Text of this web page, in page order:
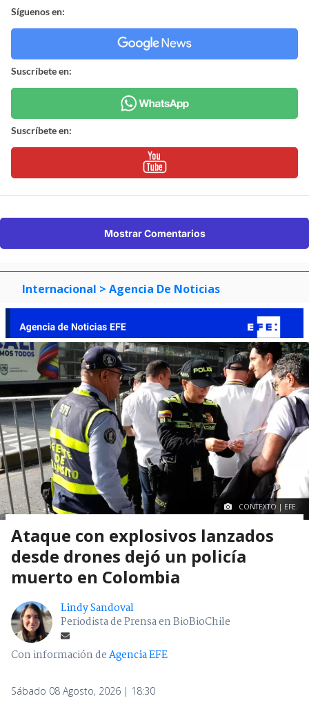
Síguenos en:
Suscríbete en:
Suscríbete en:
Mostrar Comentarios
Internacional > Agencia De Noticias
CONTEXTO | EFE.
Ataque con explosivos lanzados
desde drones dejó un policía
muerto en Colombia
Lindy Sandoval
Periodista de Prensa en BioBioChile
Con información deAgencia EFE
Sábado 08 Agosto, 2026 | 18:30